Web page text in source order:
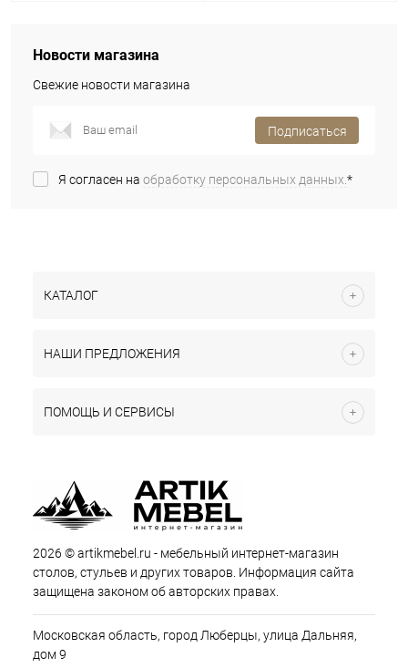
Новости магазина
Свежие новости магазина
Подписаться
Я согласен на обработку персональных данных.*
КАТАЛОГ
НАШИ ПРЕДЛОЖЕНИЯ
ПОМОЩЬ И СЕРВИСЫ
2026 © artikmebel.ru - мебельный интернет-магазин
столов, стульев и других товаров. Информация сайта
защищена законом об авторских правах.
Московская область, город Люберцы, улица Дальняя,
дом 9